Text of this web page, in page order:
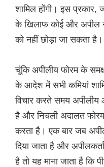
शामिल होंगी। इस
के खिलाफ कोई और अपील
को नहीं छोड़ा जा सकता है।
चूंकि अपीलीय फोरम के
के आदेश में सभी कमियां
विचार करते समय अपीलीय
है और निचली अदालत
करता है। एक बार जब
दिया जाता है और
है तो यह माना जाता है कि